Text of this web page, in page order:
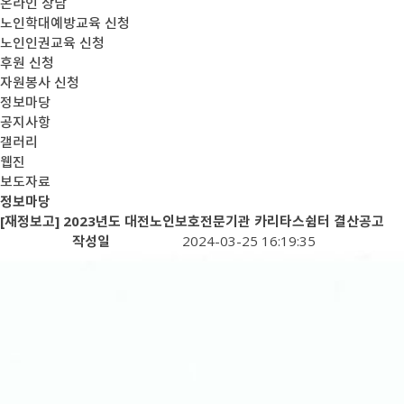
노인학대예방교육 신청
노인인권교육 신청
후원 신청
자원봉사 신청
정보마당
공지사항
갤러리
웹진
보도자료
정보마당
[재정보고] 2023년도 대전노인보호전문기관 카리타스쉼터 결산공고
작성일
2024-03-25 16:19:35